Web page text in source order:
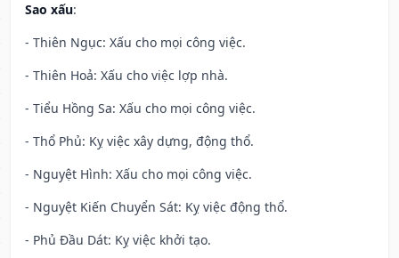
Sao xấu:
- Thiên Ngục: Xấu cho mọi công việc.
- Thiên Hoả: Xấu cho việc lợp nhà.
- Tiểu Hồng Sa: Xấu cho mọi công việc.
- Thổ Phủ: Kỵ việc xây dựng, động thổ.
- Nguyệt Hình: Xấu cho mọi công việc.
- Nguyệt Kiến Chuyển Sát: Kỵ việc động thổ.
- Phủ Đầu Dát: Kỵ việc khởi tạo.